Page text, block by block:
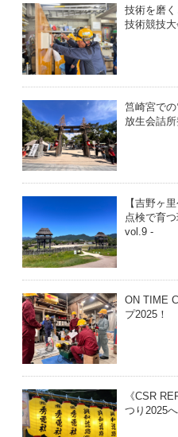
技術を磨
技術競技
筥崎宮で
放生会詰
【吉野ヶ
点検で育
vol.9 -
ON TIME
プ2025！
《CSR
つり2025